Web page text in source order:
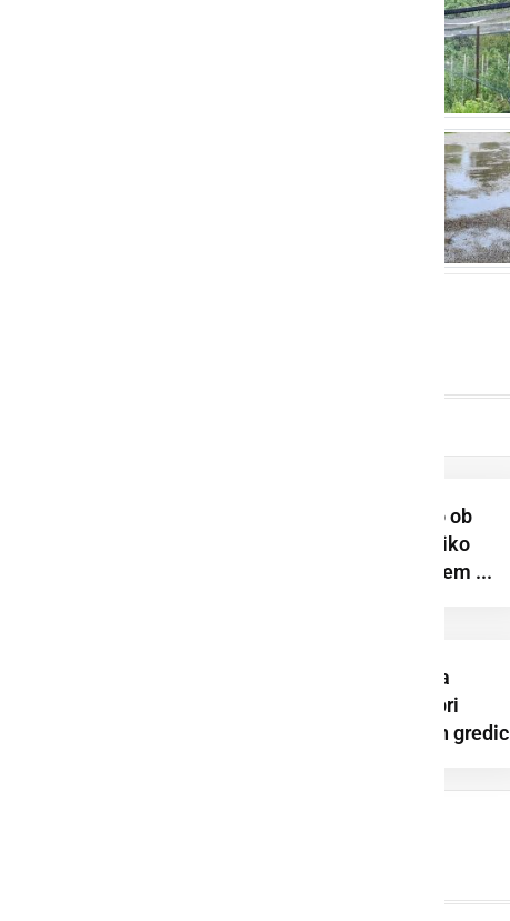
Vročinski val se bo ob
koncu tedna nekoliko
ublažil, ne pa povsem ...
Otroci Vrtca Manka
Golarja pomagali pri
urejanju sejemskih gredic